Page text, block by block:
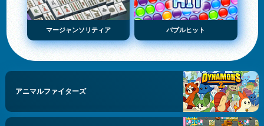
マージャンソリティア バブルヒット
アニマルファイターズ